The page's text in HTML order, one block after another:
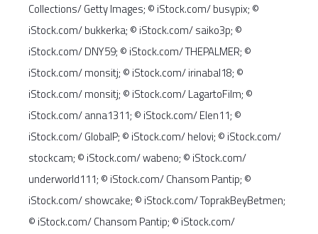
Collections/ Getty Images; © iStock.com/ busypix; ©
iStock.com/ bukkerka; © iStock.com/ saiko3p; ©
iStock.com/ DNY59; © iStock.com/ THEPALMER; ©
iStock.com/ monsitj; © iStock.com/ irinabal18; ©
iStock.com/ monsitj; © iStock.com/ LagartoFilm; ©
iStock.com/ anna1311; © iStock.com/ Elen11; ©
iStock.com/ GlobalP; © iStock.com/ helovi; © iStock.com/
stockcam; © iStock.com/ wabeno; © iStock.com/
underworld111; © iStock.com/ Chansom Pantip; ©
iStock.com/ showcake; © iStock.com/ ToprakBeyBetmen;
© iStock.com/ Chansom Pantip; © iStock.com/